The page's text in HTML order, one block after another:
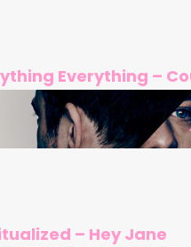
Everything –
– Hey Jane